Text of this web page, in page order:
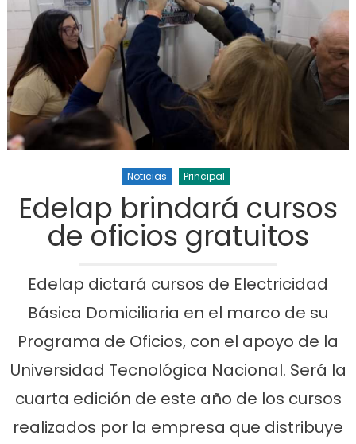
Noticias Principal
Edelap brindará cursos
de oficios gratuitos
Edelap dictará cursos de Electricidad
Básica Domiciliaria en el marco de su
Programa de Oficios, con el apoyo de la
Universidad Tecnológica Nacional. Será la
cuarta edición de este año de los cursos
realizados por la empresa que distribuye